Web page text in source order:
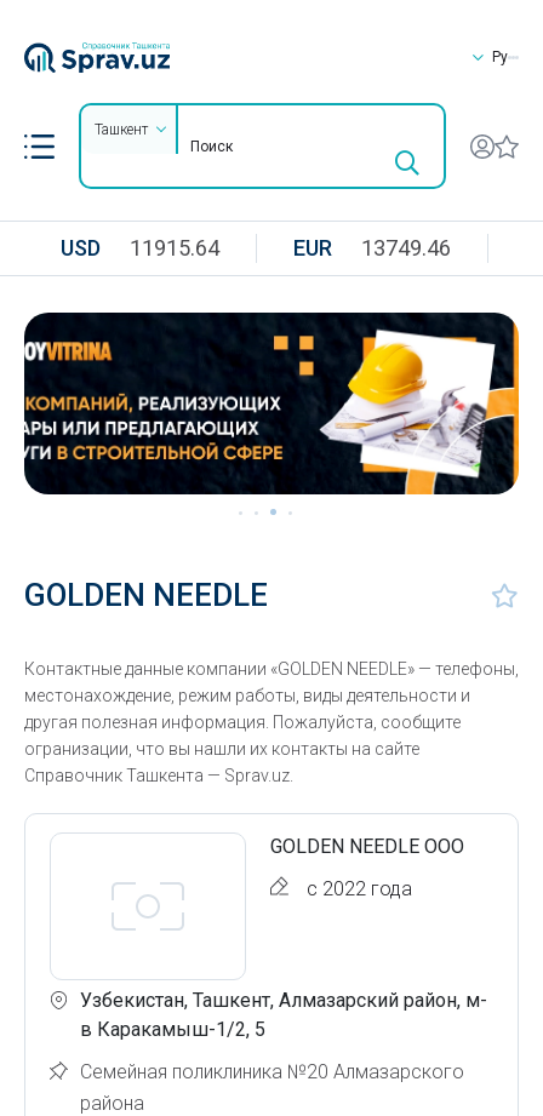
Ру
Ташкент
USD 11915.64 EUR 13749.46
GOLDEN NEEDLE
Контактные данные компании «GOLDEN NEEDLE» — телефоны,
местонахождение, режим работы, виды деятельности и
другая полезная информация. Пожалуйста, сообщите
огранизации, что вы нашли их контакты на сайте
Справочник Ташкента — Sprav.uz.
GOLDEN NEEDLE ООО
с 2022 года
Узбекистан, Ташкент, Алмазарский район, м-
в Каракамыш-1/2, 5
Семейная поликлиника №20 Алмазарского
района